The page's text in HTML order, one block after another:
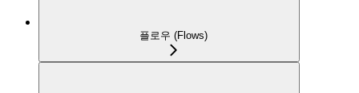
플로우 (Flows)